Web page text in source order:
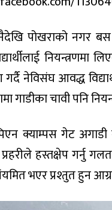
पोखराको नगर
गर्दै नेविसंघ आवद्ध
गाडीका चावी पनि
क्याम्पस गेट
हस्तक्षेप गर्नु
भएर प्रश्तुत हुन